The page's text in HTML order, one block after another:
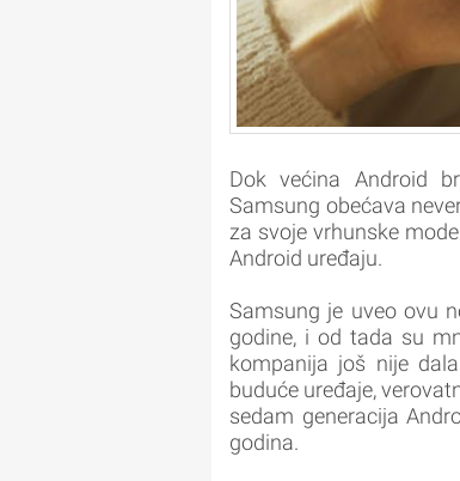
Dok većina Android
Samsung obećava
za svoje vrhunske
Android uređaju.
Samsung je uveo ovu
godine, i od tada su
kompanija još nije
buduće uređaje,
sedam generacija
godina.